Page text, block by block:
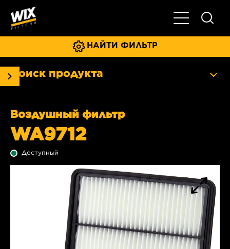
Главное
НАЙТИ ФИЛЬТР
Поиск продукта
Воздушный фильтр
WA9712
Доступный